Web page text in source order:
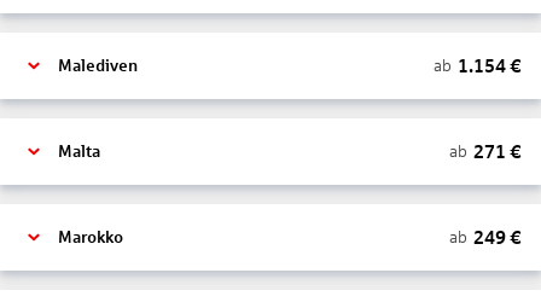
Malediven ab 1.154€
Malta ab 271 €
Marokko ab 249€